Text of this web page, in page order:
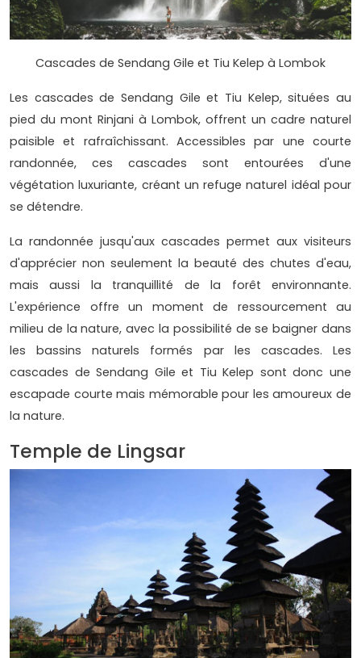
Cascades de Sendang Gile et Tiu Kelep à Lombok
Les cascades de Sendang Gile et Tiu Kelep, situées au
pied du mont Rinjani à Lombok, offrent un cadre naturel
paisible et rafraîchissant. Accessibles par une courte
randonnée, ces cascades sont entourées d'une
végétation luxuriante, créant un refuge naturel idéal pour
se détendre.
La randonnée jusqu'aux cascades permet aux visiteurs
d'apprécier non seulement la beauté des chutes d'eau,
mais aussi la tranquillité de la forêt environnante.
L'expérience offre un moment de ressourcement au
milieu de la nature, avec la possibilité de se baigner dans
les bassins naturels formés par les cascades. Les
cascades de Sendang Gile et Tiu Kelep sont donc une
escapade courte mais mémorable pour les amoureux de
la nature.
Temple de Lingsar